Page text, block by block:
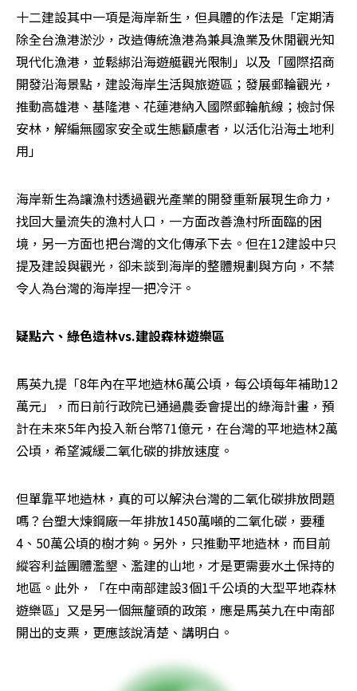
十二建設其中一項是海岸新生，但具體的作法是「定期清
除全台漁港淤沙，改造傳統漁港為兼具漁業及休閒觀光知
現代化漁港，並鬆綁沿海遊艇觀光限制」以及「國際招商
開發沿海景點，建設海岸生活與旅遊區；發展郵輪觀光，
推動高雄港、基隆港、花蓮港納入國際郵輪航線；檢討保
安林，解編無國家安全或生態顧慮者，以活化沿海土地利
用」
海岸新生為讓漁村透過觀光產業的開發重新展現生命力，
找回大量流失的漁村人口，一方面改善漁村所面臨的困
境，另一方面也把台灣的文化傳承下去。但在12建設中只
提及建設與觀光，卻未談到海岸的整體規劃與方向，不禁
令人為台灣的海岸捏一把冷汗。
疑點六、綠色造林vs.建設森林遊樂區
馬英九提「8年內在平地造林6萬公頃，每公頃每年補助12
萬元」，而日前行政院已通過農委會提出的綠海計畫，預
計在未來5年內投入新台幣71億元，在台灣的平地造林2萬
公頃，希望減緩二氧化碳的排放速度。
但單靠平地造林，真的可以解決台灣的二氧化碳排放問題
嗎？台塑大煉鋼廠一年排放1450萬噸的二氧化碳，要種
4、50萬公頃的樹才夠。另外，只推動平地造林，而目前
縱容利益團體濫墾、濫建的山地，才是更需要水土保持的
地區。此外，「在中南部建設3個1千公頃的大型平地森林
遊樂區」又是另一個無釐頭的政策，應是馬英九在中南部
開出的支票，更應該說清楚、講明白。